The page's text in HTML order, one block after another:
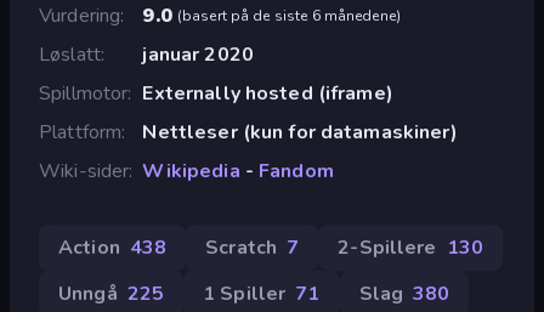
Vurdering 9.0 (basert på de siste 6 månedene)
Løslatt
januar 2020
Spillmotor Externally hosted (iframe)
Plattform
Nettleser (kun for datamaskiner)
Wiki-sider Wikipedia - Fandom
Action 438 Scratch 7 2-Spillere 130
Unngå 225 1 Spiller 71 Slag 380